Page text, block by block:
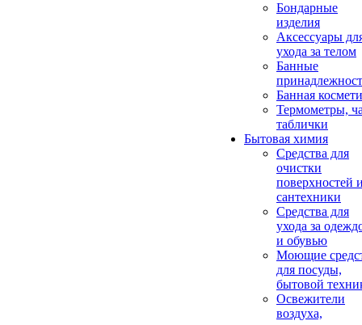
Бондарные
изделия
Аксеcсуары
ухода за телом
Банные
Банная
Термометры,
таблички
Бытовая химия
Средства для
очистки
поверхностей
сантехники
Средства для
ухода за
и обувью
Моющие
для посуды,
бытовой
Освежители
воздуха,